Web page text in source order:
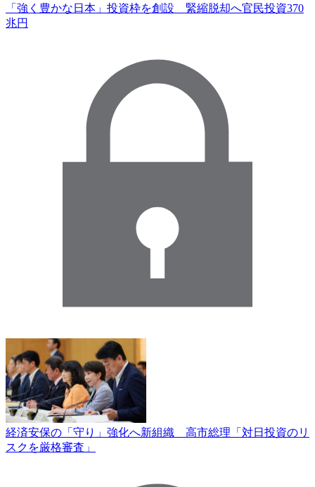
「強く豊かな日本」投資枠を創設 緊縮脱却へ官民投資370
兆円
経済安保の「守り」強化へ新組織 高市総理「対日投資のリ
スクを厳格審査」